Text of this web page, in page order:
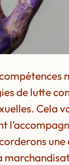
de lutte
Cela